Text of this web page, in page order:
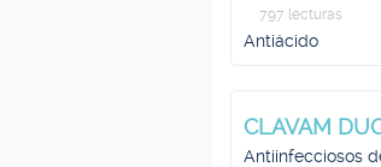
797 lecturas
Antiácido
CLAVAM
Antiinfecciosos